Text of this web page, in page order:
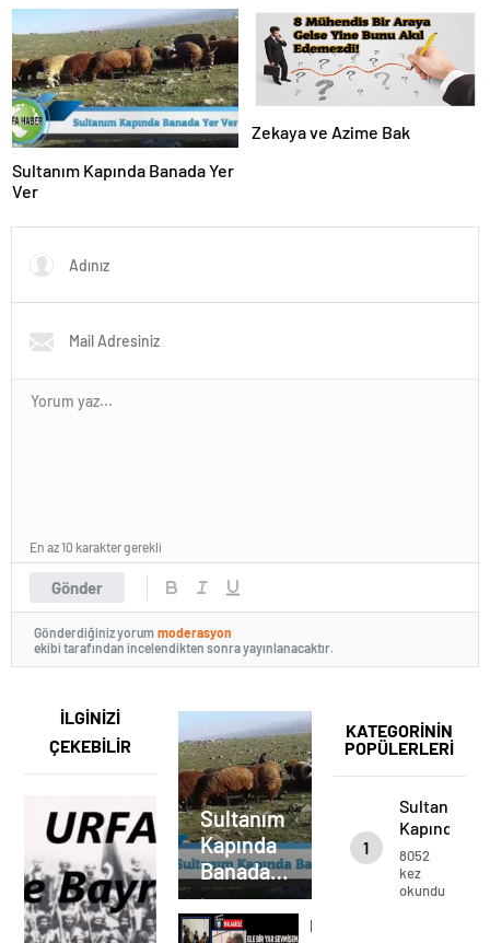
Sultanım Kapında Banada Yer
Ver
Zekaya ve Azime Bak
Gönder
En az 10 karakter gerekli
Gönderdiğiniz yorum moderasyon
ekibi tarafından incelendikten sonra yayınlanacaktır.
KATEGORİNİN
POPÜLERLERİ
1
Sultanım
Kapında
Banada
Yer
Ver
8052
kez
okundu
İLGİNİZİ
ÇEKEBİLİR
Sultanım
Kapında
Banada
Yer Ver
Maydanoz